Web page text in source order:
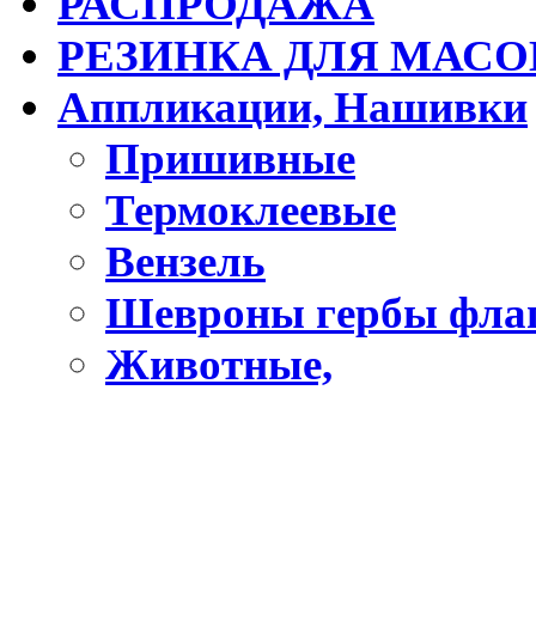
РЕЗИНКА ДЛЯ
Аппликации, Нашивки
Пришивные
Термоклеевые
Вензель
Шевроны гербы
Животные,